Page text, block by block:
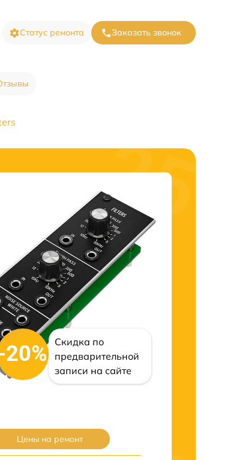
Статус ремонта Заказать звонок
20%
Скидка по
предварительной
записи на сайте
Цены на ремонт